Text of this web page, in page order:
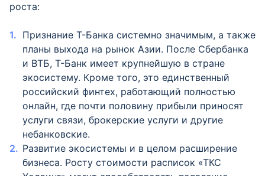
роста:
Признание Т-Банка системно значимым, а также
планы выхода на рынок Азии. После Сбербанка
и ВТБ, Т-Банк имеет крупнейшую в стране
экосистему. Кроме того, это единственный
российский финтех, работающий полностью
онлайн, где почти половину прибыли приносят
услуги связи, брокерские услуги и другие
небанковские.
Развитие экосистемы и в целом расширение
бизнеса. Росту стоимости расписок «ТКС